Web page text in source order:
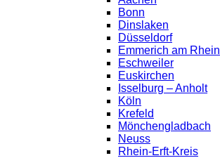
Bonn
Dinslaken
Düsseldorf
Emmerich am Rhein
Eschweiler
Euskirchen
Isselburg – Anholt
Köln
Krefeld
Mönchengladbach
Neuss
Rhein-Erft-Kreis